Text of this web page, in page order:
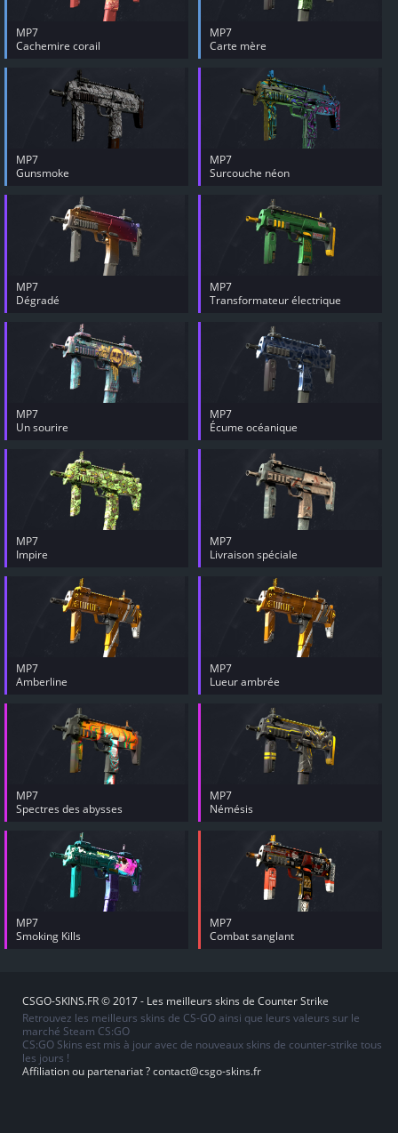
MP7
Cachemire corail
MP7
Carte mère
MP7
Gunsmoke
MP7
Surcouche néon
MP7
Dégradé
MP7
Transformateur électrique
MP7
Un sourire
MP7
Écume océanique
MP7
Impire
MP7
Livraison spéciale
MP7
Amberline
MP7
Lueur ambrée
MP7
Spectres des abysses
MP7
Némésis
MP7
Smoking Kills
MP7
Combat sanglant
CSGO-SKINS.FR © 2017 - Les meilleurs skins de Counter Strike
Retrouvez les meilleurs skins de CS-GO ainsi que leurs valeurs sur le
marché Steam CS:GO
CS:GO Skins est mis à jour avec de nouveaux skins de counter-strike tous
les jours !
Affiliation ou partenariat ?contact@csgo-skins.fr